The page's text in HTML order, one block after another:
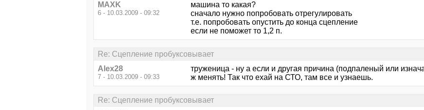
MAXK
6 - 10.03.2009 - 09:32
машина то какая?
сначало нужно попробовать отрегулировать
т.е. попробовать опустить до конца сцепление
если не поможет то 1,2 п.
Re: Сцепление пробуксовывает
Alex28
7 - 10.03.2009 - 09:33
труженица - ну а если и другая причина (подпаленый или
ж менять! Так что ехай на СТО, там все и узнаешь.
Re: Сцепление пробуксовывает